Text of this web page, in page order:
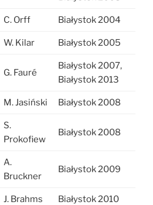
C. Orff Białystok 2004
W. Kilar Białystok 2005
G. Fauré
Białystok 2007,
Białystok 2013
M. Jasiński Białystok 2008
S.
Prokofiew
Białystok 2008
A.
Bruckner
Białystok 2009
J. Brahms Białystok 2010